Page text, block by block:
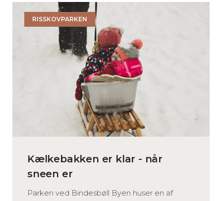
RISSKOVPARKEN
Kælkebakken er klar - når
sneen er
Parken ved Bindesbøll Byen huser en af